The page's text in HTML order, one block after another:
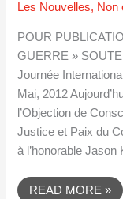
Les Nouvelles, Non
POUR
GUERRE »
Journée
Mai, 2012
l’Objection de
Justice et Paix du
à l’honorable Jason
READ MORE »